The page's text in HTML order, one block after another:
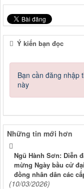
Ý kiến bạn đọc
Bạn cần đăng nhập
này
Những tin mới hơn
Ngũ Hành Sơn: Diễn
mừng Ngày bầu cử
đồng nhân dân các
(10/03/2026)